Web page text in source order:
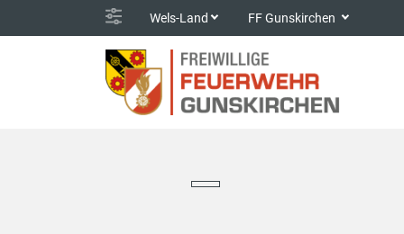
Wels-Land FF Gunskirchen